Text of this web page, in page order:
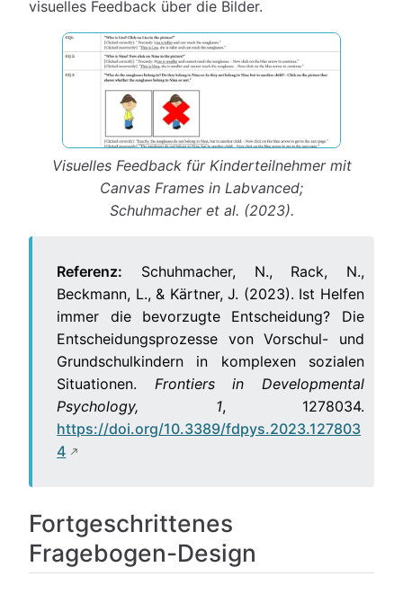
visuelles Feedback über die Bilder.
Visuelles Feedback für Kinderteilnehmer mit
Canvas Frames in Labvanced;
Schuhmacher et al. (2023).
Referenz: Schuhmacher, N., Rack, N.,
Beckmann, L., & Kärtner, J. (2023). Ist Helfen
immer die bevorzugte Entscheidung? Die
Entscheidungsprozesse von Vorschul- und
Grundschulkindern in komplexen sozialen
Situationen. Frontiers in Developmental
Psychology, 1, 1278034.
https://doi.org/10.3389/fdpys.2023.127803
4
Fortgeschrittenes
Fragebogen-Design